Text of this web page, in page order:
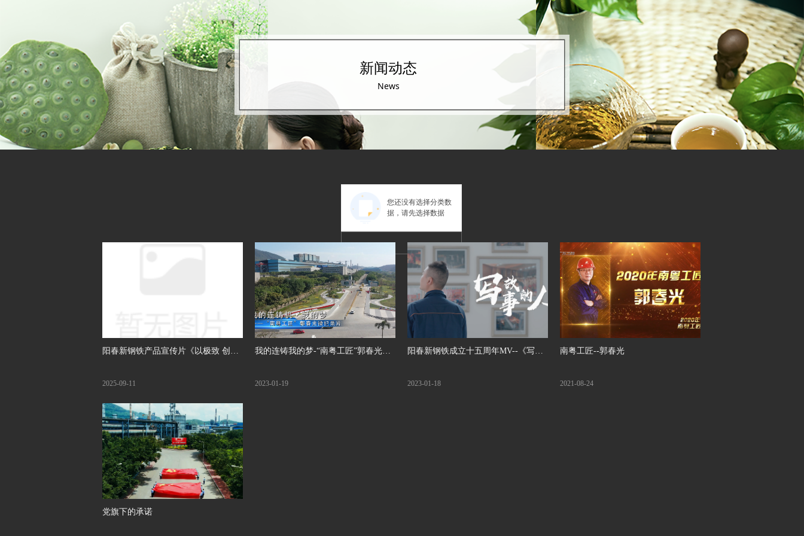
您还没有选择分类数
据，请先选择数据
新闻动态
News
阳春新钢铁产品宣传片《以极致 创不
2025-09-11
我的连铸我的梦-“南粤工匠”郭春光微
2023-01-19
阳春新钢铁成立十五周年MV--《写故
2023-01-18
南粤工匠--郭春光
2021-08-24
党旗下的承诺